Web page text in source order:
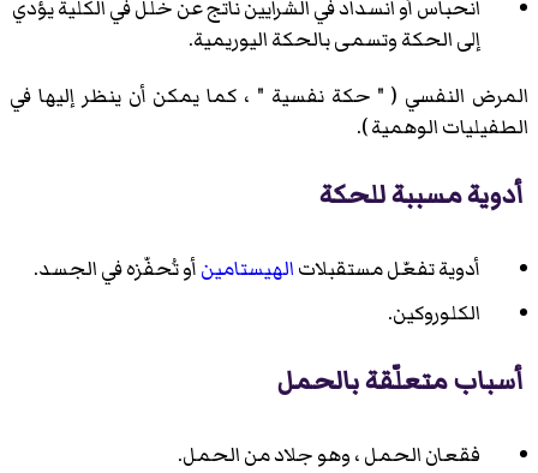
انحباس أو انسداد في الشرايين ناتج عن خلل في الكلية يؤدي
إلى الحكة وتسمىبالحكة اليوريمية.
المرض النفسي ( " حكة نفسية " ، كما يمكن أن ينظر إليها في
الطفيليات الوهمية ).
أدوية مسببة للحكة
أدوية تفعّل مستقبلاتالهيستامينأو تُحفّزه في الجسد.
الكلوروكين.
أسباب متعلّقة بالحمل
فقعان الحمل ، وهو جلاد من الحمل.